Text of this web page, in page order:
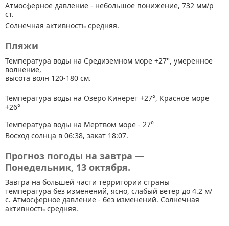
Атмосферное давление - небольшое понижение, 732 мм/р
ст.
Солнечная активность средняя.
Пляжи
Температура воды на Средиземном море +27°, умеренное
волнение,
высота волн 120-180 см.
Температура воды на Озеро Кинерет +27°, Красное море
+26°
Температура воды на Мертвом море - 27°
Восход солнца в 06:38, закат 18:07.
Прогноз погоды на завтра —
Понедельник, 13 октября.
Завтра на большей части территории страны
температура без изменений, ясно, слабый ветер до 4.2 м/
с. Атмосферное давление - без изменений. Солнечная
активность средняя.